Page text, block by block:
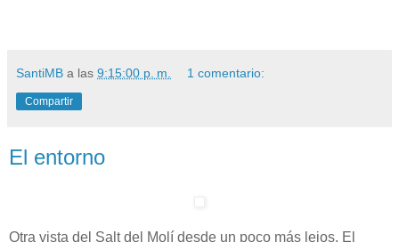
SantiMB a las 9:15:00 p. m. 1 comentario:
Compartir
El entorno
Otra vista del Salt del Molí desde un poco más lejos. El